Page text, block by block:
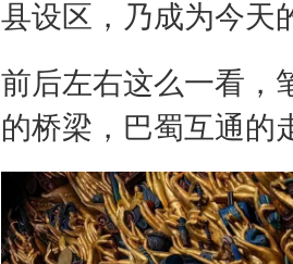
县设区，乃成为今天
前后左右这么一看，
的桥梁，巴蜀互通的